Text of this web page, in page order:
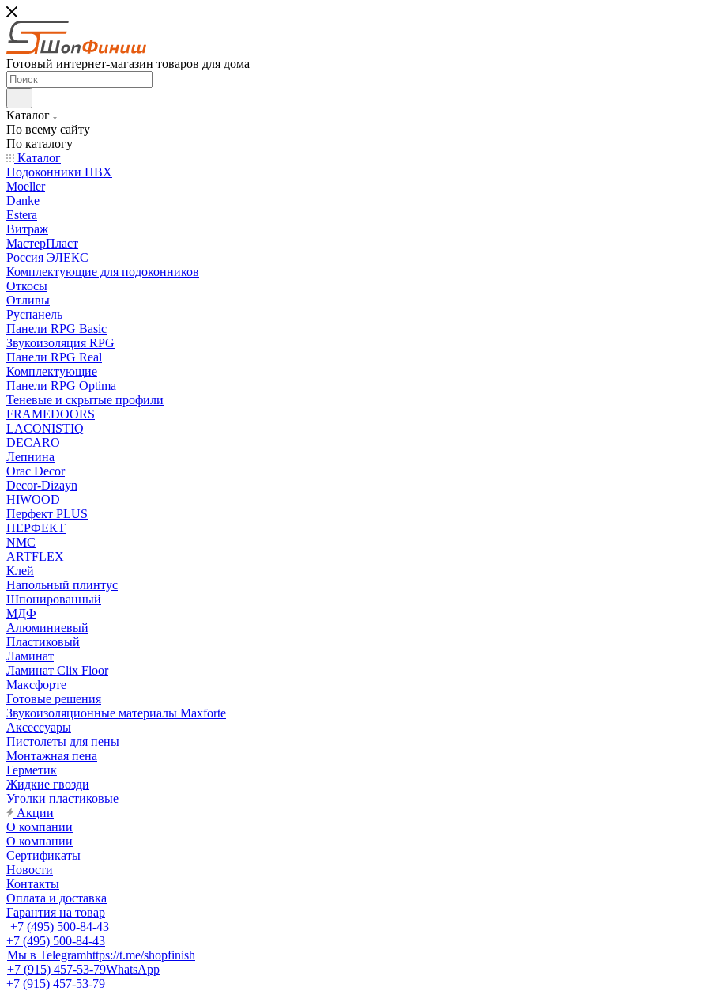
Готовый интернет-магазин товаров для дома
Каталог
По всему сайту
По каталогу
Каталог
Подоконники ПВХ
Moeller
Danke
Estera
Витраж
МастерПласт
Россия ЭЛЕКС
Комплектующие для подоконников
Откосы
Отливы
Руспанель
Панели RPG Basic
Звукоизоляция RPG
Панели RPG Real
Комплектующие
Панели RPG Optima
Теневые и скрытые профили
FRAMEDOORS
LACONISTIQ
DECARO
Лепнина
Orac Decor
Decor-Dizayn
HIWOOD
Перфект PLUS
ПЕРФЕКТ
NMC
ARTFLEX
Клей
Напольный плинтус
Шпонированный
МДФ
Алюминиевый
Пластиковый
Ламинат
Ламинат Clix Floor
Максфорте
Готовые решения
Звукоизоляционные материалы Maxforte
Аксессуары
Пистолеты для пены
Монтажная пена
Герметик
Жидкие гвозди
Уголки пластиковые
Акции
О компании
О компании
Сертификаты
Новости
Контакты
Оплата и доставка
Гарантия на товар
+7 (495) 500-84-43
+7 (495) 500-84-43
Мы в Telegramhttps://t.me/shopfinish
+7 (915) 457-53-79WhatsApp
+7 (915) 457-53-79